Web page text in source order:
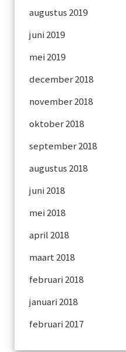
augustus 2019
juni 2019
mei 2019
december 2018
november 2018
oktober 2018
september 2018
augustus 2018
juni 2018
mei 2018
april 2018
maart 2018
februari 2018
januari 2018
februari 2017